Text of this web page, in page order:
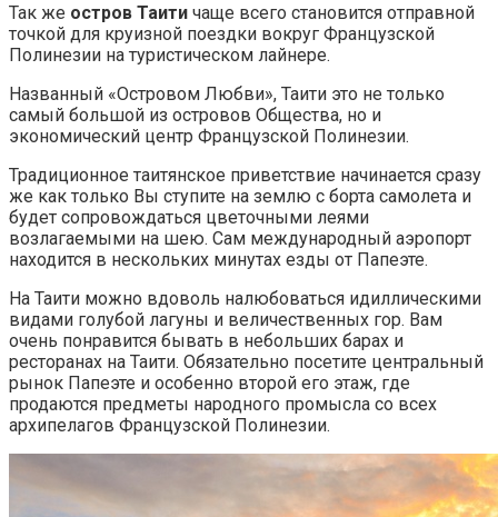
Так же остров Таити чаще всего становится отправной
точкой для круизной поездки вокруг Французской
Полинезии на туристическом лайнере.
Названный «Островом Любви», Таити это не только
самый большой из островов Общества, но и
экономический центр Французской Полинезии.
Традиционное таитянское приветствие начинается сразу
же как только Вы ступите на землю с борта самолета и
будет сопровождаться цветочными леями
возлагаемыми на шею. Сам международный аэропорт
находится в нескольких минутах езды от Папеэте.
На Таити можно вдоволь налюбоваться идиллическими
видами голубой лагуны и величественных гор. Вам
очень понравится бывать в небольших барах и
ресторанах на Таити. Обязательно посетите центральный
рынок Папеэте и особенно второй его этаж, где
продаются предметы народного промысла со всех
архипелагов Французской Полинезии.